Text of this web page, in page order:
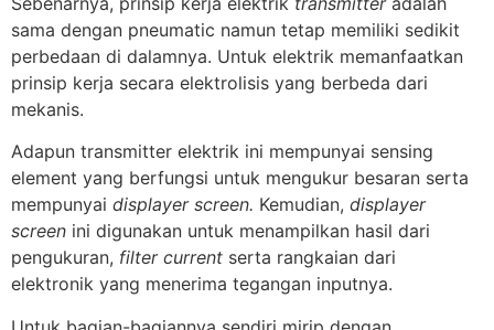
sama dengan pneumatic namun tetap memiliki sedikit
perbedaan di dalamnya. Untuk elektrik memanfaatkan
prinsip kerja secara elektrolisis yang berbeda dari
mekanis.
Adapun transmitter elektrik ini mempunyai sensing
element yang berfungsi untuk mengukur besaran serta
mempunyai displayer screen. Kemudian, displayer
screen ini digunakan untuk menampilkan hasil dari
pengukuran, filter current serta rangkaian dari
elektronik yang menerima tegangan inputnya.